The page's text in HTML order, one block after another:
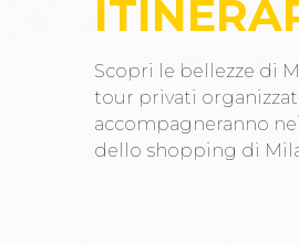
Scopri le bellezze di
tour privati
accompagneranno
dello shopping di